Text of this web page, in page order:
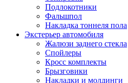
Подлокотники
Фальшпол
Накладка тоннеля пола
Экстерьер автомобиля
Жалюзи заднего стекла
Спойлеры
Кросс комплекты
Брызговики
Накладки и молдинги